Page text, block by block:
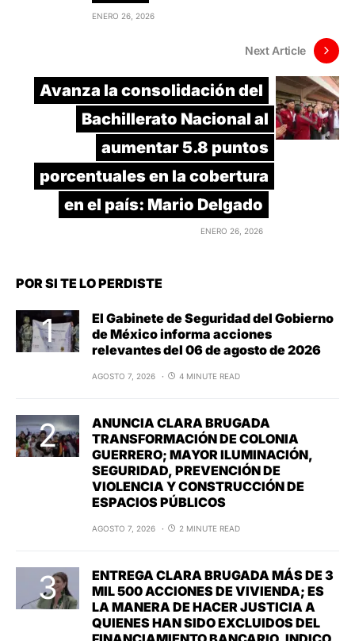
ENERO 26, 2026
Next Article
Avanza la consolidación del
Bachillerato Nacional al
aumentar 5.8 puntos
porcentuales en la cobertura
en el país: Mario Delgado
ENERO 26, 2026
POR SI TE LO PERDISTE
El Gabinete de Seguridad del Gobierno
de México informa acciones
relevantes del 06 de agosto de 2026
AGOSTO 7, 2026 4 MINUTE READ
ANUNCIA CLARA BRUGADA
TRANSFORMACIÓN DE COLONIA
GUERRERO; MAYOR ILUMINACIÓN,
SEGURIDAD, PREVENCIÓN DE
VIOLENCIA Y CONSTRUCCIÓN DE
ESPACIOS PÚBLICOS
AGOSTO 7, 2026 2 MINUTE READ
ENTREGA CLARA BRUGADA MÁS DE 3
MIL 500 ACCIONES DE VIVIENDA; ES
LA MANERA DE HACER JUSTICIA A
QUIENES HAN SIDO EXCLUIDOS DEL